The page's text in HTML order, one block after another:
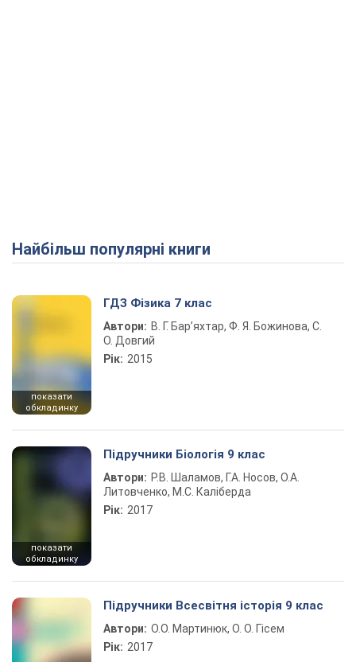
Найбільш популярні книги
показати
обкладинку
ГДЗ Фізика 7 клас
Автори: В. Г. Бар’яхтар, Ф. Я. Божинова, С.
О. Довгий
Рік: 2015
показати
обкладинку
Підручники Біологія 9 клас
Автори: Р.В. Шаламов, Г.А. Носов, О.А.
Литовченко, М.С. Каліберда
Рік: 2017
Підручники Всесвітня історія 9 клас
Автори: О.О. Мартинюк, О. О. Гісем
Рік: 2017